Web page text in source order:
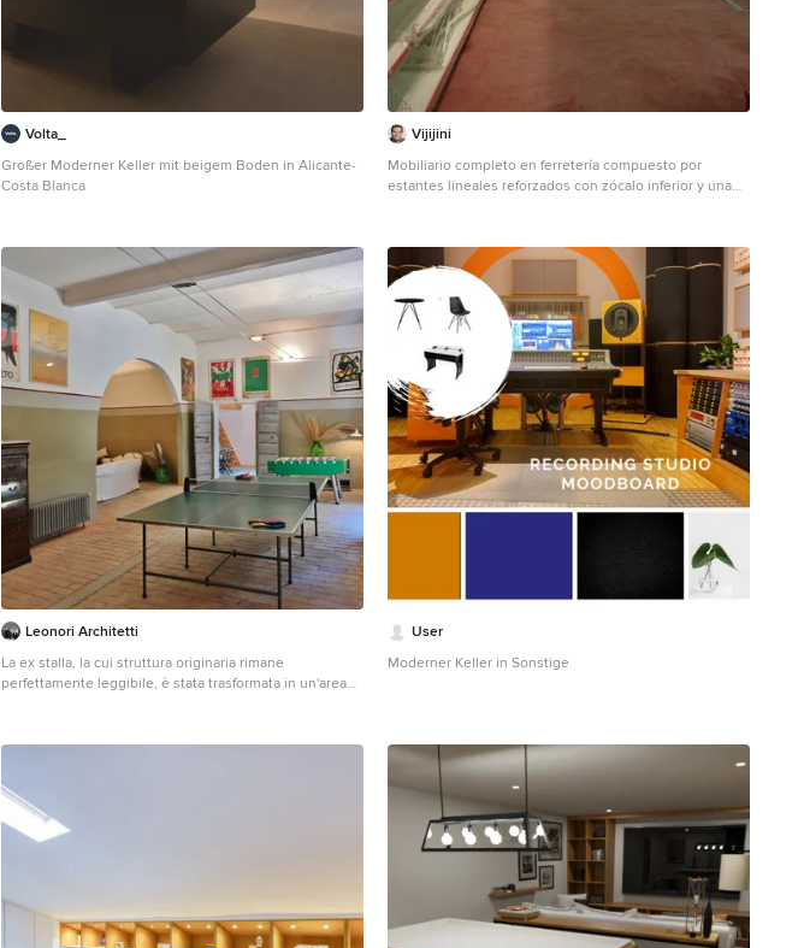
Volta_
Großer Moderner Keller mit beigem Boden in Alicante-
Costa Blanca
Vijijini
Mobiliario completo en ferretería compuesto por
estantes lineales reforzados con zócalo inferior y una
Línea de cajas y resto de mobiliario en misma calidad y
colores. Incluso carros y cestas.
Leonori Architetti
La ex stalla, la cui struttura originaria rimane
perfettamente leggibile, è stata trasformata in un'area
User
Moderner Keller in Sonstige